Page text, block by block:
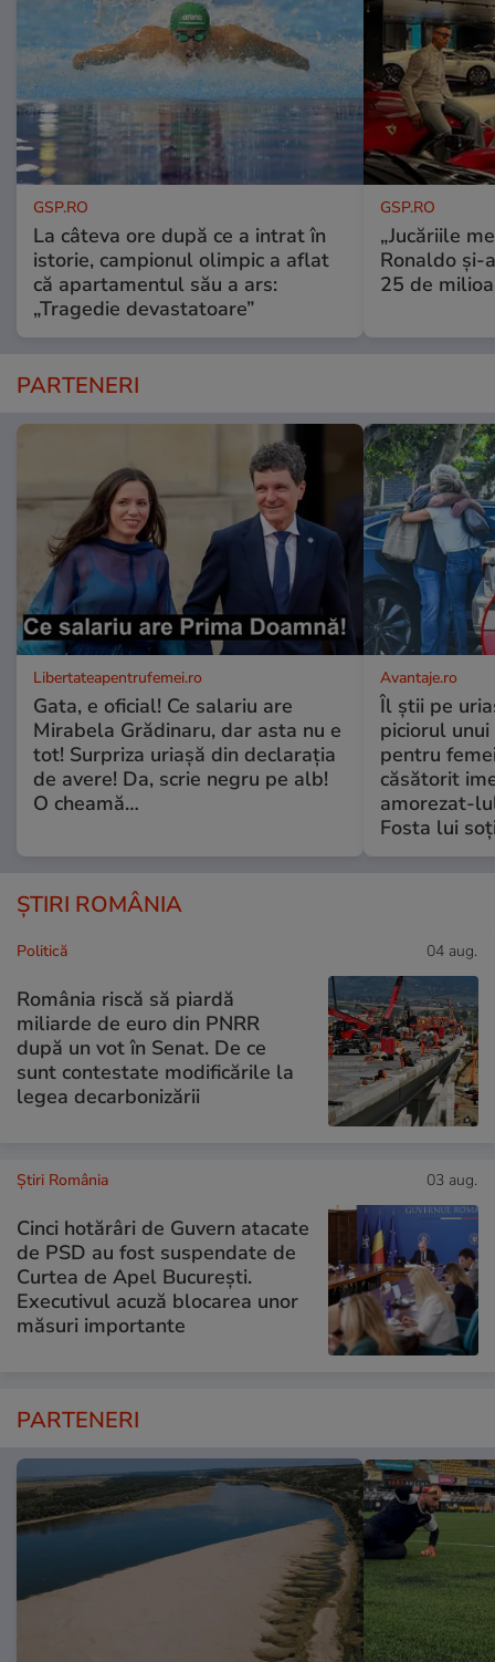
GSP.RO
La câteva ore după ce a intrat în
istorie, campionul olimpic a aflat
că apartamentul său a ars:
„Tragedie devastatoare”
GSP.RO
„Jucăriile
Ronaldo și-
25 de
PARTENERI
Libertateapentrufemei.ro
Gata, e oficial! Ce salariu are
Mirabela Grădinaru, dar asta nu e
tot! Surpriza uriașă din declarația
de avere! Da, scrie negru pe alb!
O cheamă…
Avantaje.ro
Îl știi pe
piciorul
pentru
căsătorit
amorezat-
Fosta lui
ȘTIRI ROMÂNIA
Politică 04 aug.
România riscă să piardă
miliarde de euro din PNRR
după un vot în Senat. De ce
sunt contestate modificările la
legea decarbonizării
Știri România 03 aug.
Cinci hotărâri de Guvern atacate
de PSD au fost suspendate de
Curtea de Apel București.
Executivul acuză blocarea unor
măsuri importante
PARTENERI